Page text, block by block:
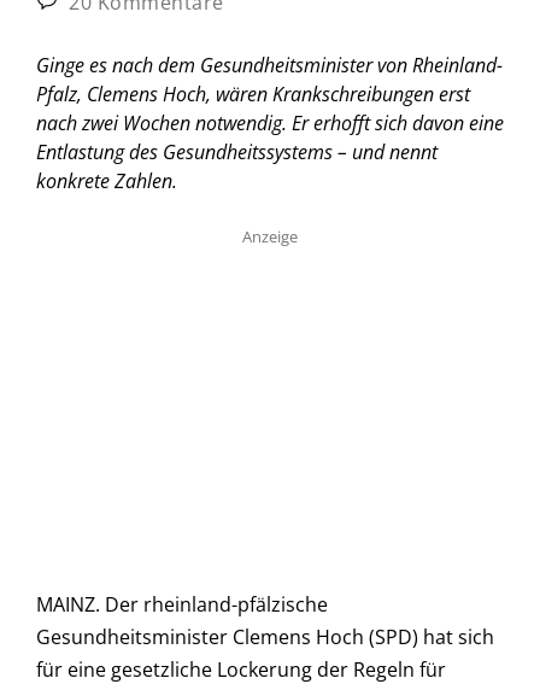
Ginge es nach dem Gesundheitsminister von Rheinland-
Pfalz, Clemens Hoch, wären Krankschreibungen erst
nach zwei Wochen notwendig. Er erhofft sich davon eine
Entlastung des Gesundheitssystems – und nennt
konkrete Zahlen.
Anzeige
MAINZ. Der rheinland-pfälzische
Gesundheitsminister Clemens Hoch (SPD) hat sich
für eine gesetzliche Lockerung der Regeln für